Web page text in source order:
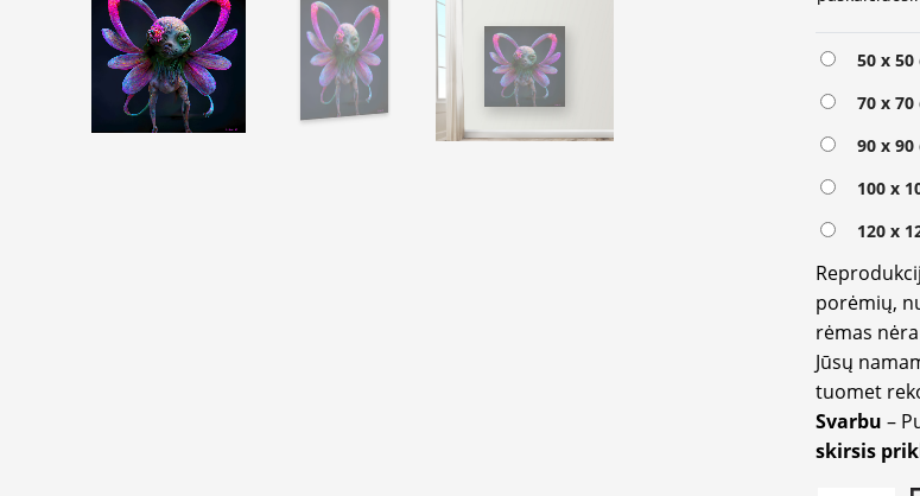
50 x 50
70 x 70
90 x 90
100 x
120 x
porėmių,
rėmas
Jūsų
tuomet
Svarbu –
skirsis
Alternative: